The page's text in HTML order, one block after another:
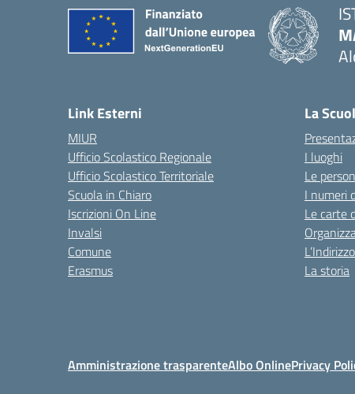
Link Esterni
MIUR
Ufficio Scolastico Regionale
Ufficio Scolastico Territoriale
Scuola in Chiaro
Iscrizioni On Line
Invalsi
Comune
Erasmus
La
I luoghi
Le
I numeri
Le carte
La storia
Amministrazione trasparenteAlbo OnlinePrivacy